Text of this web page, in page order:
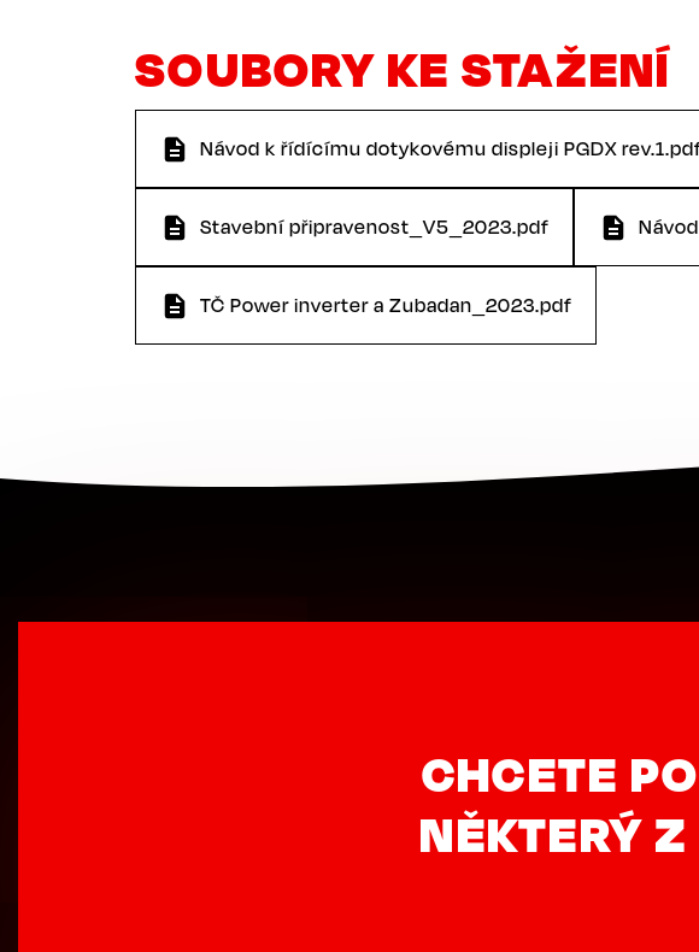
SOUBORY KE STAŽENÍ
Návod k řídícímu dotykovému displeji PGDX
Stavební připravenost_V5_2023.pdf
TČ Power inverter a Zubadan_2023.pdf
CHCETE
NĚKTERÝ